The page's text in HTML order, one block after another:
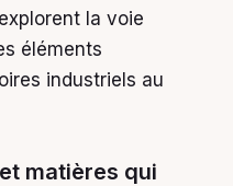
la voie
éléments
industriels au
matières qui